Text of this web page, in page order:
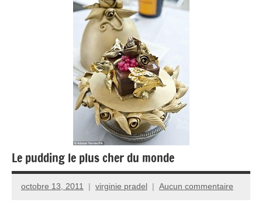
Le pudding le plus cher du monde
octobre 13, 2011 virginie pradel Aucun commentaire